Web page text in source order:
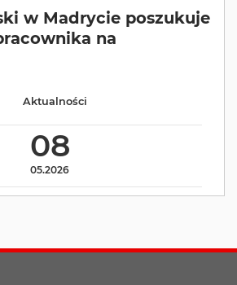
w Madrycie poszukuje
na
08
05.2026
Aktualności